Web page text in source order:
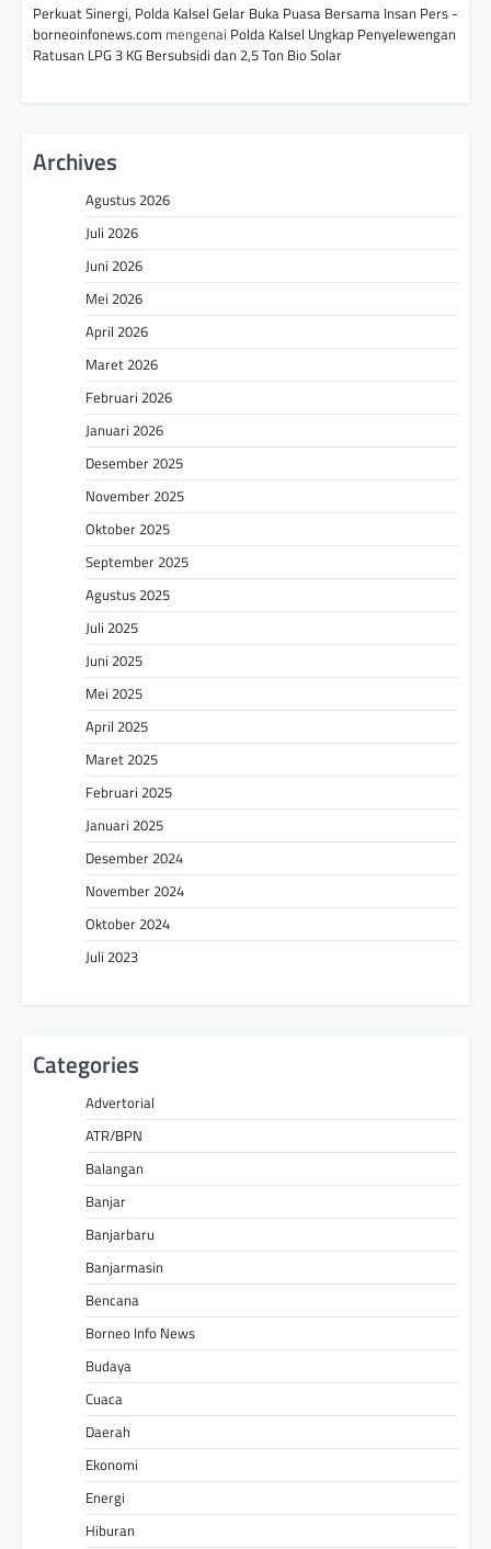
Perkuat Sinergi, Polda Kalsel Gelar Buka Puasa Bersama Insan Pers -
borneoinfonews.com mengenai Polda Kalsel Ungkap Penyelewengan
Ratusan LPG 3 KG Bersubsidi dan 2,5 Ton Bio Solar
Archives
Agustus 2026
Juli 2026
Juni 2026
Mei 2026
April 2026
Maret 2026
Februari 2026
Januari 2026
Desember 2025
November 2025
Oktober 2025
September 2025
Agustus 2025
Juli 2025
Juni 2025
Mei 2025
April 2025
Maret 2025
Februari 2025
Januari 2025
Desember 2024
November 2024
Oktober 2024
Juli 2023
Categories
Advertorial
ATR/BPN
Balangan
Banjar
Banjarbaru
Banjarmasin
Bencana
Borneo Info News
Budaya
Cuaca
Daerah
Ekonomi
Energi
Hiburan